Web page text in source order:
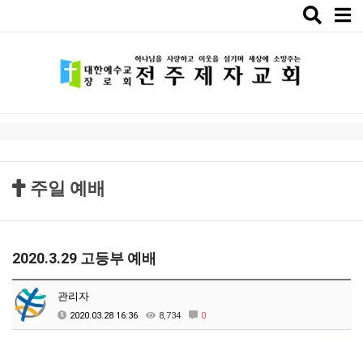
Toggle
주일 예배
2020.3.29 고등부 예배
관리자
2020.03.28 16:36 8,734 0